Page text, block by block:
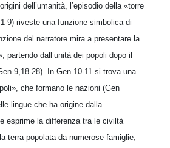
dell’umanità, l’episodio della «torre
9) riveste una funzione simbolica di
del narratore mira a presentare la
partendo dall’unità dei popoli dopo il
9,18-28). In Gen 10-11 si trova una
che formano le nazioni (Gen
lingue che ha origine dalla
esprime la differenza tra le civiltà
terra popolata da numerose famiglie,